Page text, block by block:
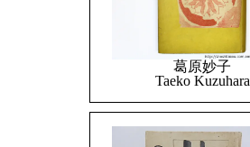
葛原妙子
Taeko Kuzuhara